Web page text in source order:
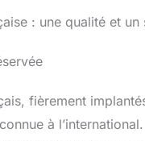
: une qualité et
fièrement
à